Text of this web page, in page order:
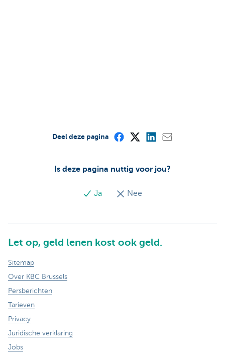
Is deze pagina nuttig voor jou?
Ja Nee
Deel deze pagina
Let op, geld lenen kost ook geld.
Sitemap
Over KBC Brussels
Persberichten
Tarieven
Privacy
Juridische verklaring
Jobs